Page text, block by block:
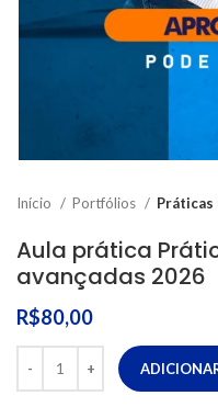
Início Portfólios Práticas
Aula prática
avançadas 2026
R$80,00